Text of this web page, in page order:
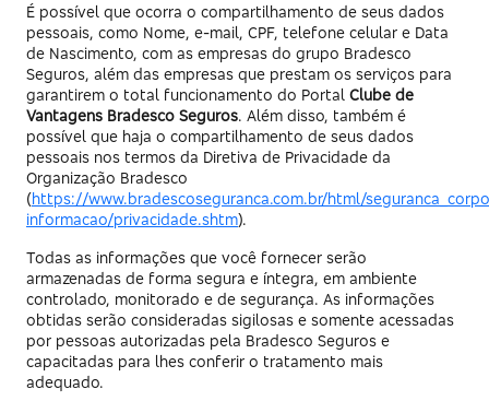
É possível que ocorra o compartilhamento de seus dados
pessoais, como Nome, e-mail, CPF, telefone celular e Data
de Nascimento, com as empresas do grupo Bradesco
Seguros, além das empresas que prestam os serviços para
garantirem o total funcionamento do Portal Clube de
Vantagens Bradesco Seguros. Além disso, também é
possível que haja o compartilhamento de seus dados
pessoais nos termos da Diretiva de Privacidade da
Organização Bradesco
(https://www.bradescoseguranca.com.br/html/
informacao/privacidade.shtm).
Todas as informações que você fornecer serão
armazenadas de forma segura e íntegra, em ambiente
controlado, monitorado e de segurança. As informações
obtidas serão consideradas sigilosas e somente acessadas
por pessoas autorizadas pela Bradesco Seguros e
capacitadas para lhes conferir o tratamento mais
adequado.